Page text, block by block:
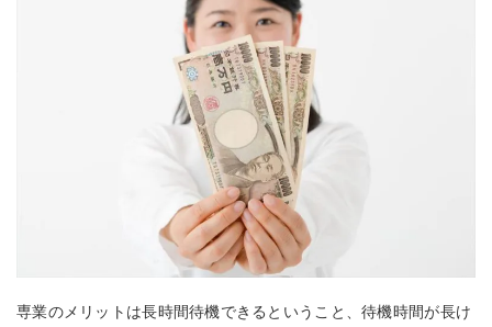
専業のメリットは長時間待機できるということ、待機時間が長け